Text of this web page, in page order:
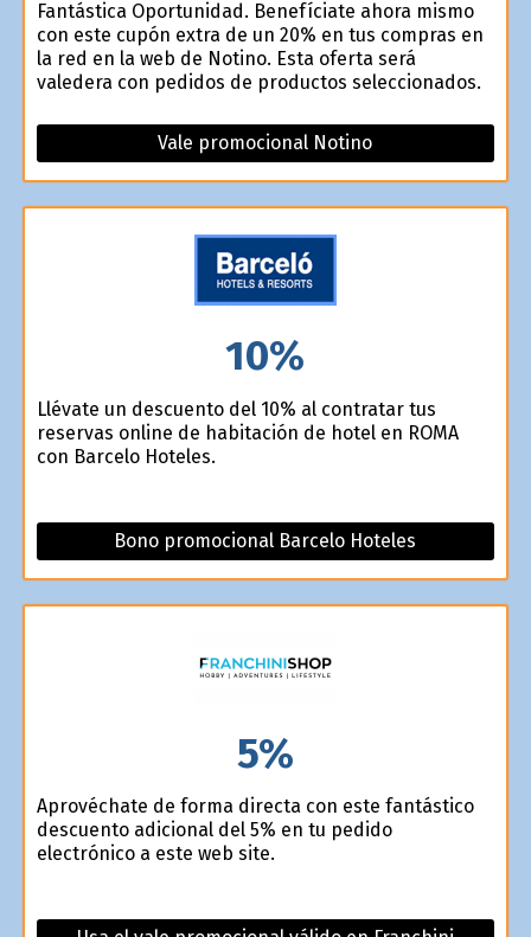
Fantástica Oportunidad. Benefíciate ahora mismo
con este cupón extra de un 20% en tus compras en
la red en la web de Notino. Esta oferta será
valedera con pedidos de productos seleccionados.
Vale promocional Notino
10%
Llévate un descuento del 10% al contratar tus
reservas online de habitación de hotel en ROMA
con Barcelo Hoteles.
Bono promocional Barcelo Hoteles
5%
Aprovéchate de forma directa con este fantástico
descuento adicional del 5% en tu pedido
electrónico a este web site.